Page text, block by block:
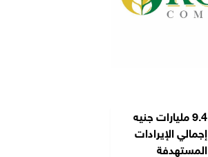
9.4 مليارات جنيه
إجمالي الإيرادات
المستهدفة